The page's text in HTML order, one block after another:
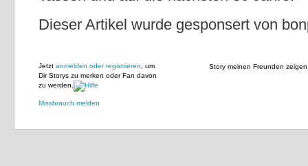
Dieser Artikel wurde gesponsert von
Story meinen Freunden
Jetzt anmelden oder registrieren , um
Dir Storys zu merken oder Fan davon
zu werden.
Missbrauch melden